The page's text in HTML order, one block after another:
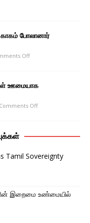
போலானார்
Off
ஊமையாக
Comments Off
Tamil Sovereignty
இறைமை உண்மையில்